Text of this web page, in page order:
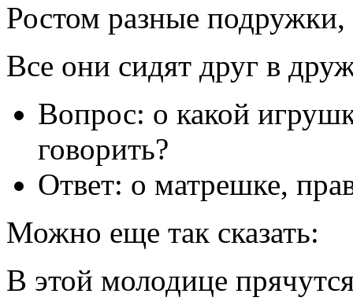
Ростом разные
Все они сидят друг в
Вопрос: о какой
говорить?
Ответ: о матрешке,
Можно еще так сказать:
В этой молодице